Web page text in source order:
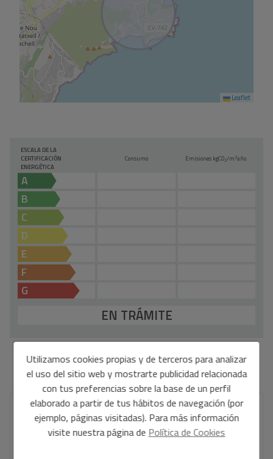
Leaflet
ESCALA DE LA
CERTIFICACIÓN
ENERGÉTICA
Consumo Emisiones kgCO2/m2año
A
B
C
D
E
F
G
EN TRÁMITE
*Esta información está sujeta a errores y no forma parte de ningún contrato. La oferta
puede ser modificada o retirada sin previo aviso. El precio no incluye los costes de la
compra.
Tu nombre completo*
Utilizamos cookies propias y de terceros para analizar
el uso del sitio web y mostrarte publicidad relacionada
con tus preferencias sobre la base de un perfil
elaborado a partir de tus hábitos de navegación (por
ejemplo, páginas visitadas). Para más información
visite nuestra página de Política de Cookies